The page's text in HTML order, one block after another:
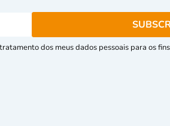
dos meus dados pessoais para os